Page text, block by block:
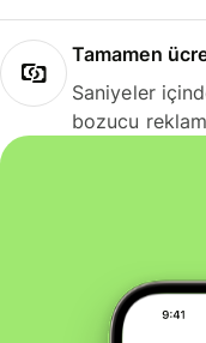
Tamamen
Saniyeler
bozucu